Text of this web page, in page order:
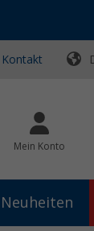
Top-Deals für
Mein Konto
Neuheiten